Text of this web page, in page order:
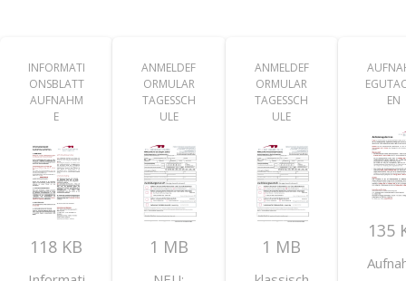
INFORMATI
ONSBLATT
AUFNAHM
E
118 KB
ANMELDEF
ORMULAR
TAGESSCH
ULE
1 MB
ANMELDEF
ORMULAR
TAGESSCH
ULE
1 MB
EN
135